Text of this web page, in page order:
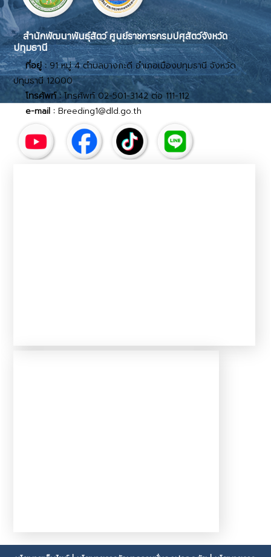
สำนักพัฒนาพันธุ์สัตว์ ศูนย์ราชการกรมปศุสัตว์จังหวัด
ปทุมธานี
ที่อยู่ : 91 หมู่ 4 ตำบลบางกะดี อำเภอเมืองปทุมธานี จังหวัด
ปทุมธานี 12000
โทรศัพท์ :โทรศัพท์ 02-501-3142 ต่อ 111-112
e-mail :Breeding1@dld.go.th